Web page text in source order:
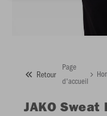
Retour
Page
d'accueil
JAKO Sweat